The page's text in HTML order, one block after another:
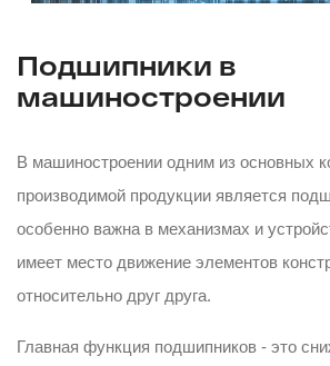
Подшипники в
машиностроении
В машиностроении одним из основных
производимой продукции является
особенно важна в механизмах и
имеет место движение элементов
относительно друг друга.
Главная функция подшипников - это